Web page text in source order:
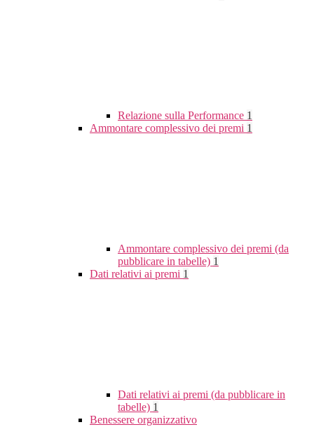
Relazione sulla Performance 1
Ammontare complessivo dei premi 1
Ammontare complessivo dei premi (da
pubblicare in tabelle) 1
Dati relativi ai premi 1
Dati relativi ai premi (da pubblicare in
tabelle) 1
Benessere organizzativo